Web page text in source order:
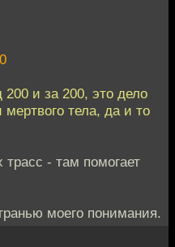
и за 200, это дело
тела, да и то
- там помогает
моего понимания.